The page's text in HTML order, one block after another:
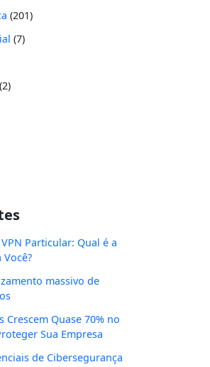
(201)
(7)
(2)
Particular: Qual é a
massivo de
Crescem Quase 70% no
Sua Empresa
de Cibersegurança